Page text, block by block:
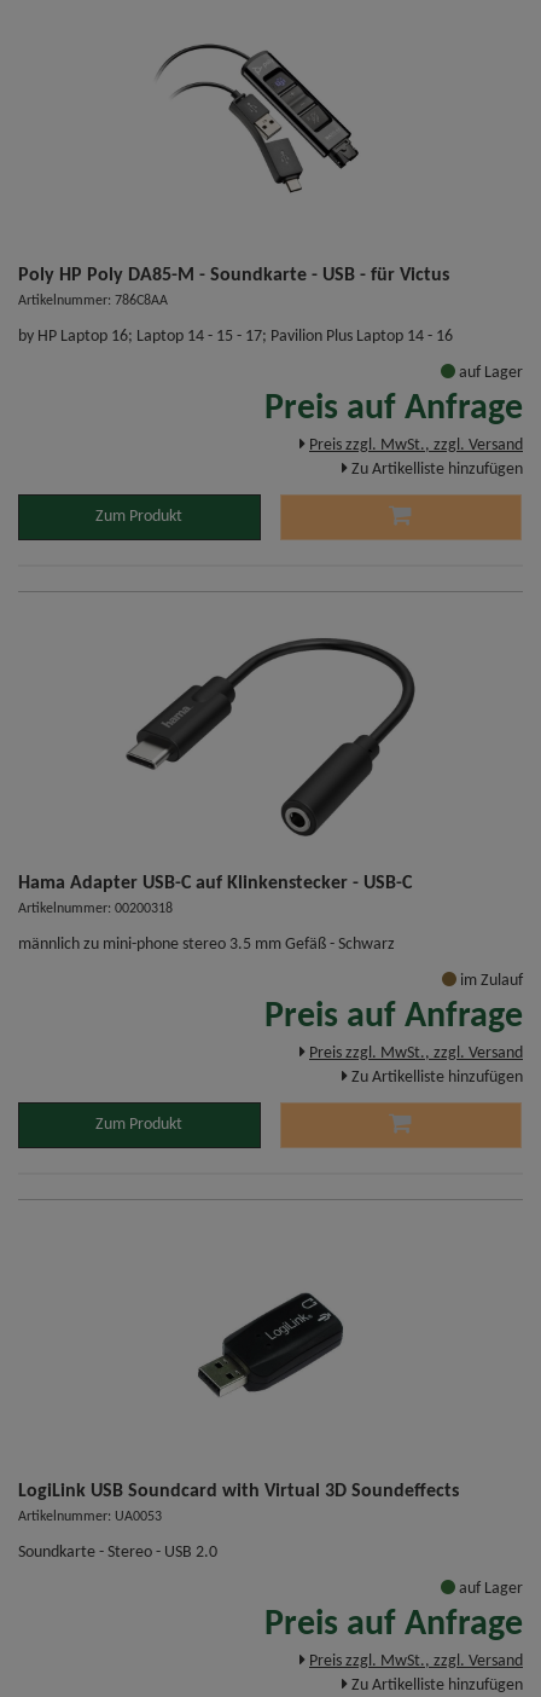
Poly HP Poly DA85-M - Soundkarte - USB - für Victus
Artikelnummer: 786C8AA
by HP Laptop 16; Laptop 14 - 15 - 17; Pavilion Plus Laptop 14 - 16
auf Lager
Preis auf Anfrage
Preis zzgl. MwSt., zzgl. Versand
Zu Artikelliste hinzufügen
Zum Produkt
Hama Adapter USB-C auf Klinkenstecker - USB-C
Artikelnummer: 00200318
männlich zu mini-phone stereo 3.5 mm Gefäß - Schwarz
im Zulauf
Preis auf Anfrage
Preis zzgl. MwSt., zzgl. Versand
Zu Artikelliste hinzufügen
Zum Produkt
LogiLink USB Soundcard with Virtual 3D Soundeffects
Artikelnummer: UA0053
Soundkarte - Stereo - USB 2.0
auf Lager
Preis auf Anfrage
Preis zzgl. MwSt., zzgl. Versand
Zu Artikelliste hinzufügen